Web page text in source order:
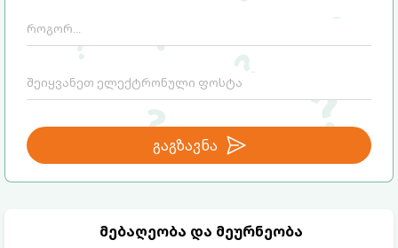
გაგზავნა
მებაღეობა და მეურნეობა